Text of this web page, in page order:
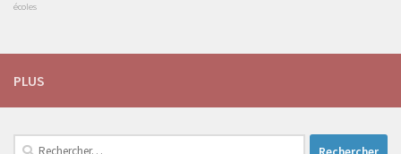
écoles
PLUS
Rechercher :